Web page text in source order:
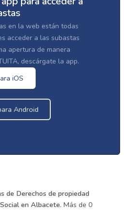
en la web están todas
acceder a las subastas
apertura de manera
descárgate la app.
iOS
Android
de Derechos de propiedad
en Albacete. Más de 0